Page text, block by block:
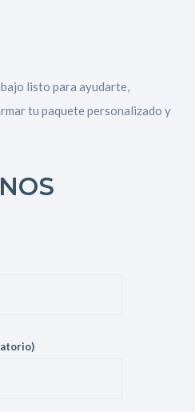
listo para ayudarte,
tu paquete personalizado y